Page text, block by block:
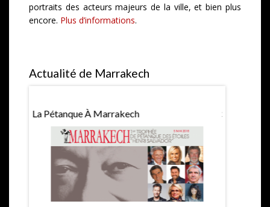
portraits des acteurs majeurs de la ville, et bien plus
encore. Plus d’informations.
Actualité de Marrakech
La Pétanque À Marrakech Saint